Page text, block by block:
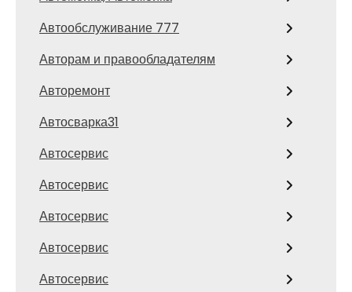
Автообслуживание 777
Авторам и правообладателям
Авторемонт
Автосварка31
Автосервис
Автосервис
Автосервис
Автосервис
Автосервис